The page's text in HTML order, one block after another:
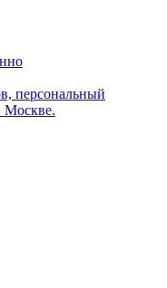
персональный
Москве.